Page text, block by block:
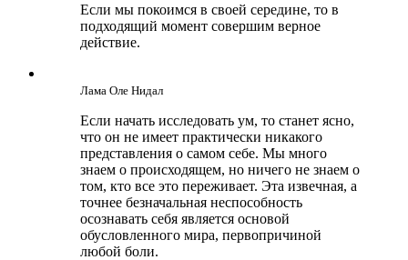
Если мы покоимся в своей середине, то в
подходящий момент совершим верное
действие.
Лама Оле Нидал
Если начать исследовать ум, то станет ясно,
что он не имеет практически никакого
представления о самом себе. Мы много
знаем о происходящем, но ничего не знаем о
том, кто все это переживает. Эта извечная, а
точнее безначальная неспособность
осознавать себя является основой
обусловленного мира, первопричиной
любой боли.